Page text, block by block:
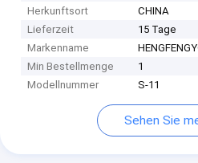
Herkunftsort
CHINA
Lieferzeit
15 Tage
Markenname
Min Bestellmenge
1
Modellnummer
S-11
Sehen Sie